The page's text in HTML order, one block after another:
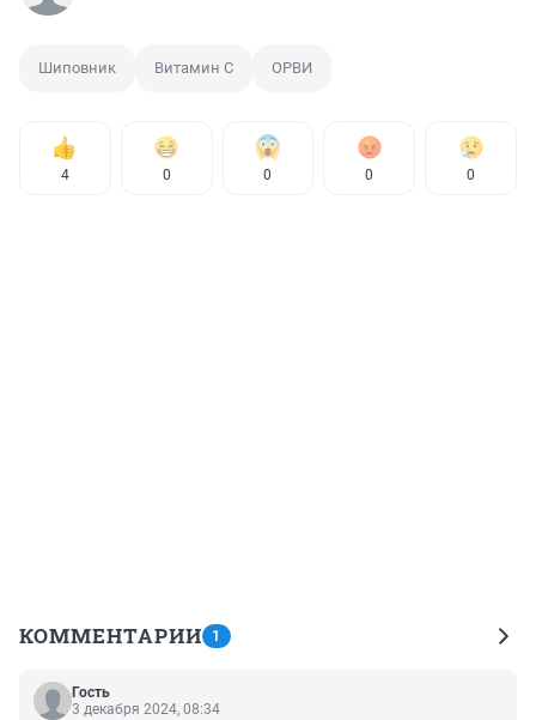
Шиповник Витамин С ОРВИ
4 0 0 0 0
КОММЕНТАРИИ 1
Гость
3 декабря 2024, 08:34